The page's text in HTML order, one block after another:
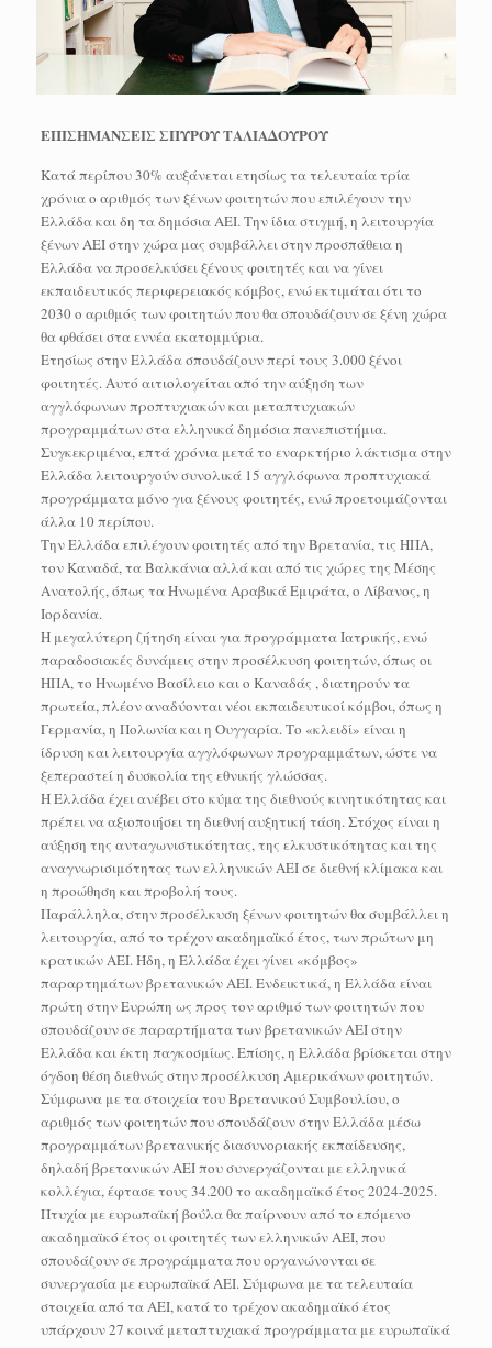
ΕΠΙΣΗΜΑΝΣΕΙΣ ΣΠΥΡΟΥ ΤΑΛΙΑΔΟΥΡΟΥ
Κατά περίπου 30% αυξάνεται ετησίως τα τελευταία τρία
χρόνια ο αριθμός των ξένων φοιτητών που επιλέγουν την
Ελλάδα και δη τα δημόσια ΑΕΙ. Την ίδια στιγμή, η λειτουργία
ξένων ΑΕΙ στην χώρα μας συμβάλλει στην προσπάθεια η
Ελλάδα να προσελκύσει ξένους φοιτητές και να γίνει
εκπαιδευτικός περιφερειακός κόμβος, ενώ εκτιμάται ότι το
2030 ο αριθμός των φοιτητών που θα σπουδάζουν σε ξένη χώρα
θα φθάσει στα εννέα εκατομμύρια.
Ετησίως στην Ελλάδα σπουδάζουν περί τους 3.000 ξένοι
φοιτητές. Αυτό αιτιολογείται από την αύξηση των
αγγλόφωνων προπτυχιακών και μεταπτυχιακών
προγραμμάτων στα ελληνικά δημόσια πανεπιστήμια.
Συγκεκριμένα, επτά χρόνια μετά το εναρκτήριο λάκτισμα στην
Ελλάδα λειτουργούν συνολικά 15 αγγλόφωνα προπτυχιακά
προγράμματα μόνο για ξένους φοιτητές, ενώ προετοιμάζονται
άλλα 10 περίπου.
Την Ελλάδα επιλέγουν φοιτητές από την Βρετανία, τις ΗΠΑ,
τον Καναδά, τα Βαλκάνια αλλά και από τις χώρες της Μέσης
Ανατολής, όπως τα Ηνωμένα Αραβικά Εμιράτα, ο Λίβανος, η
Ιορδανία.
Η μεγαλύτερη ζήτηση είναι για προγράμματα Ιατρικής, ενώ
παραδοσιακές δυνάμεις στην προσέλκυση φοιτητών, όπως οι
ΗΠΑ, το Ηνωμένο Βασίλειο και ο Καναδάς , διατηρούν τα
πρωτεία, πλέον αναδύονται νέοι εκπαιδευτικοί κόμβοι, όπως η
Γερμανία, η Πολωνία και η Ουγγαρία. Το «κλειδί» είναι η
ίδρυση και λειτουργία αγγλόφωνων προγραμμάτων, ώστε να
ξεπεραστεί η δυσκολία της εθνικής γλώσσας.
Η Ελλάδα έχει ανέβει στο κύμα της διεθνούς κινητικότητας και
πρέπει να αξιοποιήσει τη διεθνή αυξητική τάση. Στόχος είναι η
αύξηση της ανταγωνιστικότητας, της ελκυστικότητας και της
αναγνωρισιμότητας των ελληνικών ΑΕΙ σε διεθνή κλίμακα και
η προώθηση και προβολή τους.
Παράλληλα, στην προσέλκυση ξένων φοιτητών θα συμβάλλει η
λειτουργία, από το τρέχον ακαδημαϊκό έτος, των πρώτων μη
κρατικών ΑΕΙ. Ήδη, η Ελλάδα έχει γίνει «κόμβος»
παραρτημάτων βρετανικών ΑΕΙ. Ενδεικτικά, η Ελλάδα είναι
πρώτη στην Ευρώπη ως προς τον αριθμό των φοιτητών που
σπουδάζουν σε παραρτήματα των βρετανικών ΑΕΙ στην
Ελλάδα και έκτη παγκοσμίως. Επίσης, η Ελλάδα βρίσκεται στην
όγδοη θέση διεθνώς στην προσέλκυση Αμερικάνων φοιτητών.
Σύμφωνα με τα στοιχεία του Βρετανικού Συμβουλίου, ο
αριθμός των φοιτητών που σπουδάζουν στην Ελλάδα μέσω
προγραμμάτων βρετανικής διασυνοριακής εκπαίδευσης,
δηλαδή βρετανικών ΑΕΙ που συνεργάζονται με ελληνικά
κολλέγια, έφτασε τους 34.200 το ακαδημαϊκό έτος 2024-2025.
Πτυχία με ευρωπαϊκή βούλα θα παίρνουν από το επόμενο
ακαδημαϊκό έτος οι φοιτητές των ελληνικών ΑΕΙ, που
σπουδάζουν σε προγράμματα που οργανώνονται σε
συνεργασία με ευρωπαϊκά ΑΕΙ. Σύμφωνα με τα τελευταία
στοιχεία από τα ΑΕΙ, κατά το τρέχον ακαδημαϊκό έτος
υπάρχουν 27 κοινά μεταπτυχιακά προγράμματα με ευρωπαϊκά